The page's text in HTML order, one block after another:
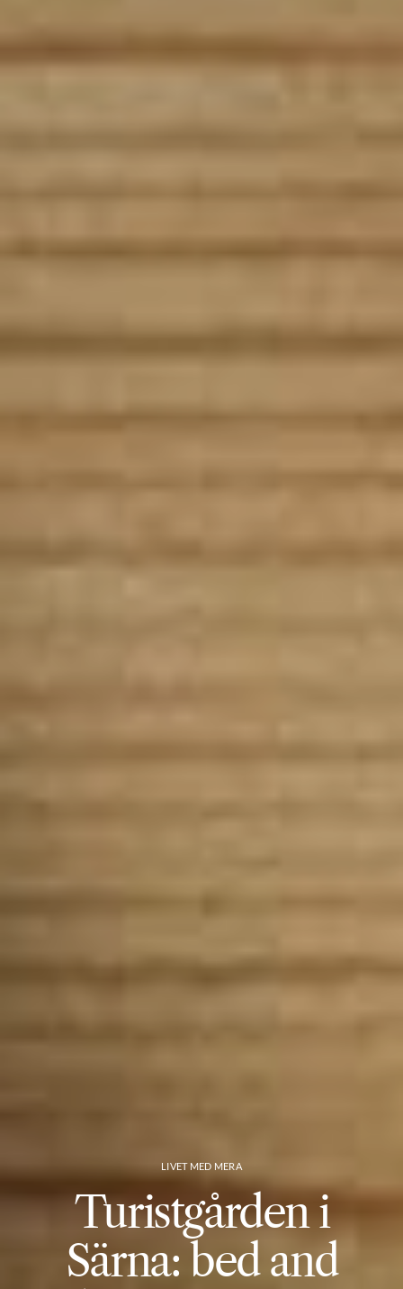
LIVET MED MERA
Turistgården i
Särna: bed and